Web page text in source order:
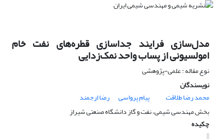
مدل‌سازی فرایند جداسازی قطره‌های نفت خام
امولسیونی از پساب واحد نمک‌زدایی
نوع مقاله : علمی-پژوهشی
نویسندگان
محمد رضا طلاقت
پیام پرواسی
رضا ارجمند
بخش مهندسی شیمی، نفت و گاز دانشگاه صنعتی شیراز
چکیده